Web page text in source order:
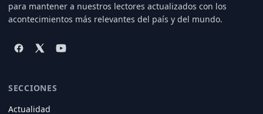
para mantener a nuestros lectores actualizados con los
acontecimientos más relevantes del país y del mundo.
SECCIONES
Actualidad